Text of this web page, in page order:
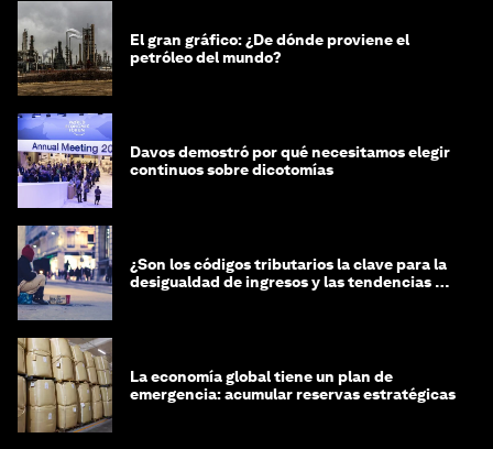
El gran gráfico: ¿De dónde proviene el
petróleo del mundo?
Davos demostró por qué necesitamos elegir
continuos sobre dicotomías
¿Son los códigos tributarios la clave para la
desigualdad de ingresos y las tendencias de
La economía global tiene un plan de
emergencia: acumular reservas estratégicas